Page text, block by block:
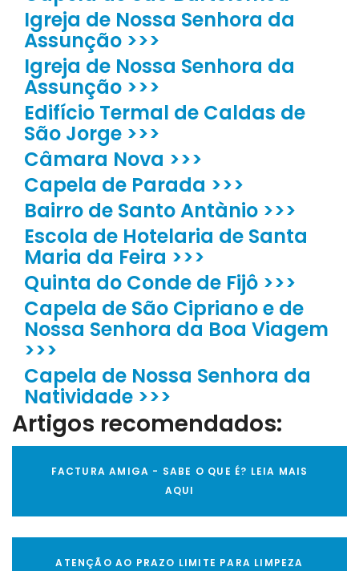
Igreja de Nossa Senhora da
Assunção >>>
Igreja de Nossa Senhora da
Assunção >>>
Edifício Termal de Caldas de
São Jorge >>>
Câmara Nova >>>
Capela de Parada >>>
Bairro de Santo Antànio >>>
Escola de Hotelaria de Santa
Maria da Feira >>>
Quinta do Conde de Fijô >>>
Capela de São Cipriano e de
Nossa Senhora da Boa Viagem
>>>
Capela de Nossa Senhora da
Natividade >>>
Artigos recomendados:
FACTURA AMIGA - SABE O QUE É? LEIA MAIS
AQUI
ATENÇÃO AO PRAZO LIMITE PARA LIMPEZA